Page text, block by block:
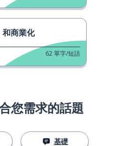
和商業化
62單字/短語
您需求的話題
基礎